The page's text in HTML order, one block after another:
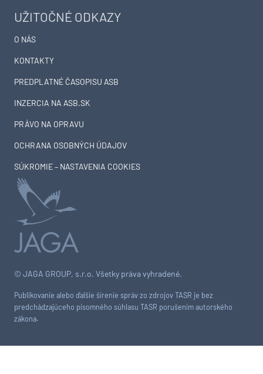
© JAGA GROUP, s.r.o. Všetky práva vyhradené.
Publikovanie alebo ďalšie šírenie správ zo zdrojov TASR je bez
predchádzajúceho písomného súhlasu TASR porušením autorského
zákona.
UŽITOČNÉ ODKAZY
O NÁS
KONTAKTY
PREDPLATNÉ ČASOPISU ASB
INZERCIA NA ASB.SK
PRÁVO NA OPRAVU
OCHRANA OSOBNÝCH ÚDAJOV
SÚKROMIE – NASTAVENIA COOKIES